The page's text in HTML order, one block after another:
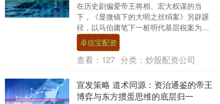
在历史剧偏爱帝王将相、宏大权谋的当
下，《显微镜下的大明之丝绢案》另辟蹊
径，以马伯庸笔下一桩明代基层税案为蓝
本，用 “显微镜” 式的视角，聚焦平民与小
吏的挣扎、基....
卓信宝配资
查看： 127 分类： 炒股配资公司
宣发策略 道术同源：资治通鉴的帝王
博弈与东方掼蛋思维的底层归一